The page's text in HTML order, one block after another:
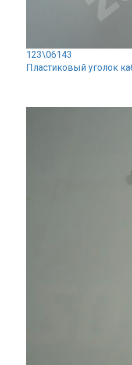
123\06143
Пластиковый уголок